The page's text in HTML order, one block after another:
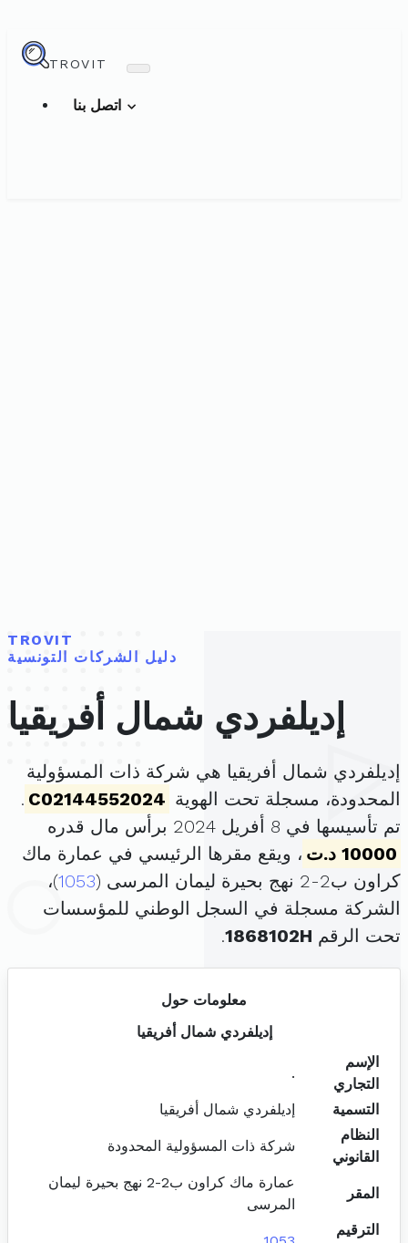
TROVIT
TROVIT
دليل الشركات التونسية
إديلفردي شمال أفريقيا
إديلفردي شمال أفريقيا هي شركة ذات المسؤولية
المحدودة، مسجلة تحت الهوية C02144552024
.
تم تأسيسها في 8 أفريل 2024 برأس مال قدره
10000 د.ت
، ويقع مقرها الرئيسي في عمارة ماك
كراون ب2-2 نهج بحيرة ليمان المرسى (
1053)،
الشركة مسجلة في السجل الوطني للمؤسسات
تحت الرقم 1868102H
.
معلومات حول
إديلفردي شمال أفريقيا
الإسم
التجاري
.
التسمية
إديلفردي شمال أفريقيا
النظام
القانوني
شركة ذات المسؤولية المحدودة
المقر
عمارة ماك كراون ب2-2 نهج بحيرة ليمان
المرسى
الترقيم